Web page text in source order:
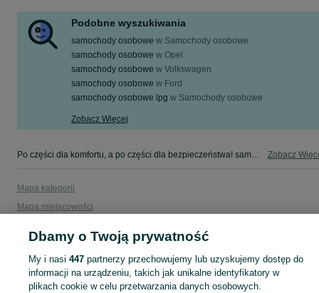
Podobne wyszukiwania
samochody osobowe w Samochody osobowe
samochody osobowe w Opel
samochody osobowe w Volkswagen
samochody osobowe w Ford
samochody osobowe lpg w Samochody osobowe
Zobacz Więcej
Po części dla komfortu, a po części dla bezpieczeństwa! samochody osobowe w Twojej okolicy - tylko w kategorii Części samochodowe na OLX! Zobacz
Mapa kategorii
Mapa miejscowości
Popularne wyszukiwania
Dbamy o Twoją prywatność
My i nasi 447partnerzy przechowujemy lub uzyskujemy dostęp do
informacji na urządzeniu, takich jak unikalne identyfikatory w
plikach cookie w celu przetwarzania danych osobowych.